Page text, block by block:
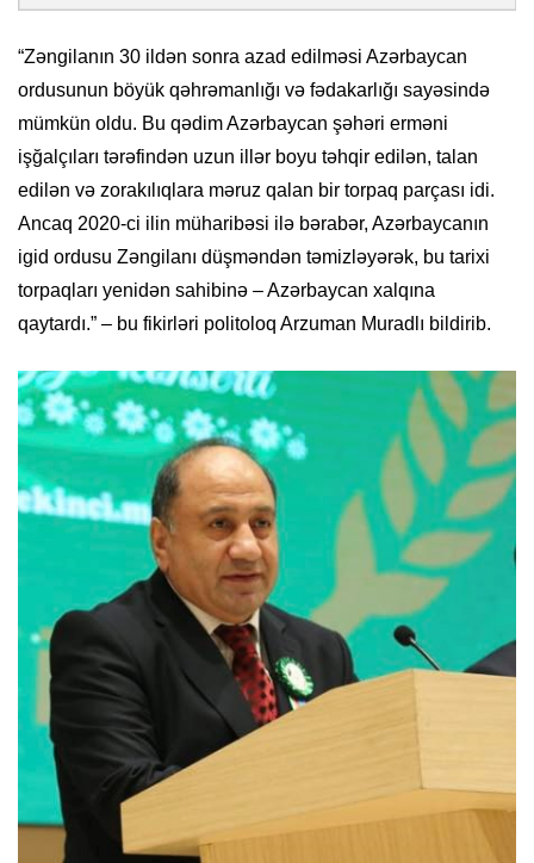
“Zəngilanın 30 ildən sonra azad edilməsi Azərbaycan
ordusunun böyük qəhrəmanlığı və fədakarlığı sayəsində
mümkün oldu. Bu qədim Azərbaycan şəhəri erməni
işğalçıları tərəfindən uzun illər boyu təhqir edilən, talan
edilən və zorakılıqlara məruz qalan bir torpaq parçası idi.
Ancaq 2020-ci ilin müharibəsi ilə bərabər, Azərbaycanın
igid ordusu Zəngilanı düşməndən təmizləyərək, bu tarixi
torpaqları yenidən sahibinə – Azərbaycan xalqına
qaytardı.” – bu fikirləri politoloq Arzuman Muradlı bildirib.